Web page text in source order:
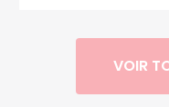
VOIR